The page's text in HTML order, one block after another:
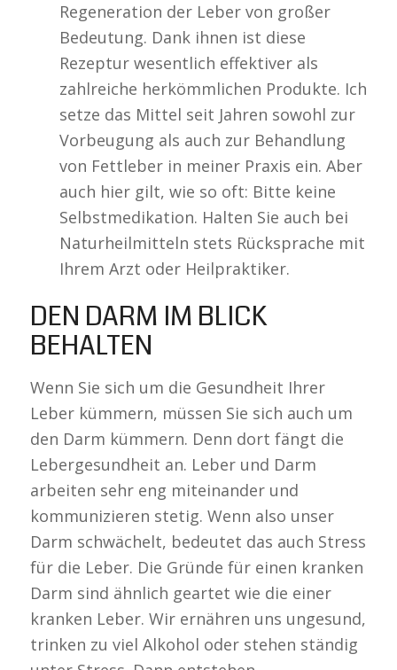
Regeneration der Leber von großer
Bedeutung. Dank ihnen ist diese
Rezeptur wesentlich effektiver als
zahlreiche herkömmlichen Produkte. Ich
setze das Mittel seit Jahren sowohl zur
Vorbeugung als auch zur Behandlung
von Fettleber in meiner Praxis ein. Aber
auch hier gilt, wie so oft: Bitte keine
Selbstmedikation. Halten Sie auch bei
Naturheilmitteln stets Rücksprache mit
Ihrem Arzt oder Heilpraktiker.
DEN DARM IM BLICK
BEHALTEN
Wenn Sie sich um die Gesundheit Ihrer
Leber kümmern, müssen Sie sich auch um
den Darm kümmern. Denn dort fängt die
Lebergesundheit an. Leber und Darm
arbeiten sehr eng miteinander und
kommunizieren stetig. Wenn also unser
Darm schwächelt, bedeutet das auch Stress
für die Leber. Die Gründe für einen kranken
Darm sind ähnlich geartet wie die einer
kranken Leber. Wir ernähren uns ungesund,
trinken zu viel Alkohol oder stehen ständig